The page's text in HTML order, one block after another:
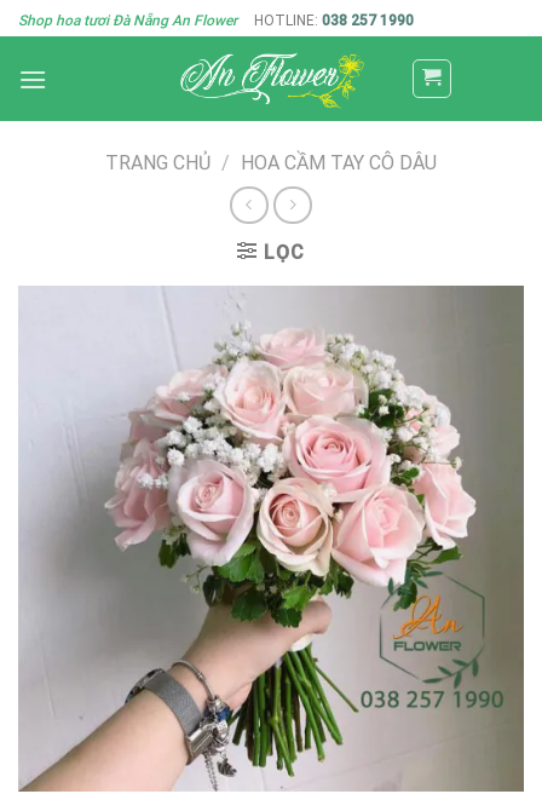
Skip
to
content
Shop hoa tươi Đà Nẵng An Flower HOTLINE: 038 257 1990
TRANG CHỦ / HOA CẦM TAY CÔ DÂU
LỌC